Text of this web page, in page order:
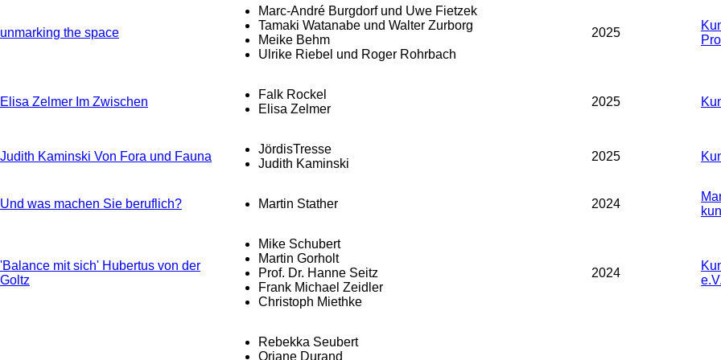
unmarking the space
Marc-André Burgdorf und Uwe Fietzek
Tamaki Watanabe und Walter Zurborg
Meike Behm
Ulrike Riebel und Roger Rohrbach
2025
Elisa Zelmer Im Zwischen
Falk Rockel
Elisa Zelmer
2025
Judith Kaminski Von Fora und Fauna
JördisTresse
Judith Kaminski
2025
Und was machen Sie beruflich? Martin Stather 2024
'Balance mit sich' Hubertus von der
Goltz
Mike Schubert
Martin Gorholt
Prof. Dr. Hanne Seitz
Frank Michael Zeidler
Christoph Miethke
2024
Rebekka Seubert
Oriane Durand